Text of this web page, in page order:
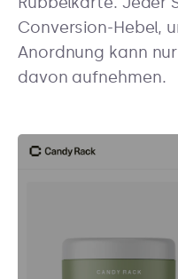
Conversion-Hebel,
Anordnung kann
davon aufnehmen.